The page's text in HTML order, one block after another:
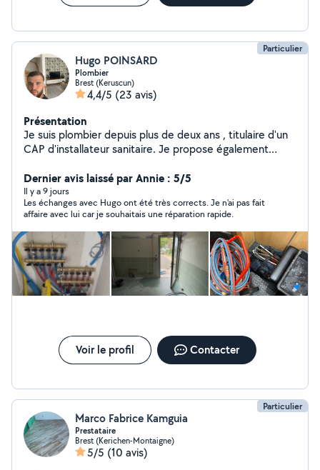
de Cuisine et modification de plomberie : je peux aussi
Particulier
Hugo POINSARD
Plombier
Brest (Keruscun)
4,4/5 (23 avis)
Présentation
Je suis plombier depuis plus de deux ans , titulaire d'un
CAP d'installateur sanitaire. Je propose également
bricolage en tout genre.
Dernier avis laissé par Annie : 5/5
Il y a 9 jours
Les échanges avec Hugo ont été très corrects. Je n'ai pas fait
affaire avec lui car je souhaitais une réparation rapide.
Voir le profil Contacter
Particulier
Marco Fabrice Kamguia
Prestataire
Brest (Kerichen-Montaigne)
5/5 (10 avis)